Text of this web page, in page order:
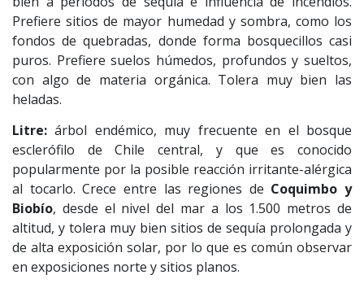
Prefiere sitios de mayor humedad y sombra, como los
fondos de quebradas, donde forma bosquecillos casi
puros. Prefiere suelos húmedos, profundos y sueltos,
con algo de materia orgánica. Tolera muy bien las
heladas.
Litre: árbol endémico, muy frecuente en el bosque
esclerófilo de Chile central, y que es conocido
popularmente por la posible reacción irritante-alérgica
al tocarlo. Crece entre las regiones de Coquimbo y
Biobío, desde el nivel del mar a los 1.500 metros de
altitud, y tolera muy bien sitios de sequía prolongada y
de alta exposición solar, por lo que es común observar
en exposiciones norte y sitios planos.